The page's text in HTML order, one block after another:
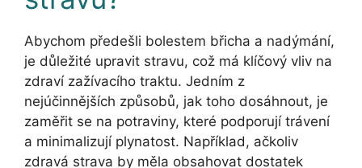
Abychom předešli bolestem břicha a nadýmání,
je důležité upravit stravu, což má klíčový vliv na
zdraví zažívacího traktu. Jedním z
nejúčinnějších způsobů, jak toho dosáhnout, je
zaměřit se na potraviny, které podporují trávení
a minimalizují plynatost. Například, ačkoliv
zdravá strava by měla obsahovat dostatek